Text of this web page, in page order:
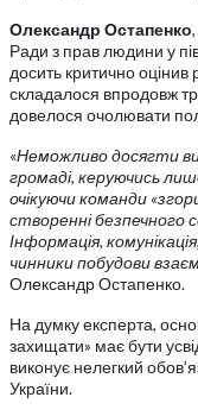
Олександр Остапенко
Ради з прав людини у
досить критично оцінив
складалося впродовж
довелося очолювати
«Неможливо досягти
громаді, керуючись
очікуючи команди
створенні безпечного
Інформація,
чинники побудови
Олександр Остапенко.
На думку експерта,
захищати» має бути
виконує нелегкий
України.